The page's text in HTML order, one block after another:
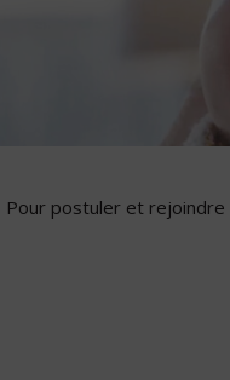
Pour postuler et rejoindre